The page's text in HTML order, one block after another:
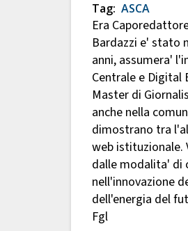
Tag: ASCA
Era
Bardazzi e' stato
anni, assumera'
Centrale e
Master di
anche nella
dimostrano tra
web istituzionale.
dalle modalita' di
nell'innovazione
dell'energia del
Fgl